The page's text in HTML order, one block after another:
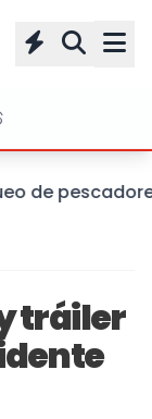
de
tráiler